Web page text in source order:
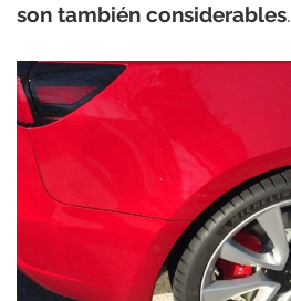
son también considerables.